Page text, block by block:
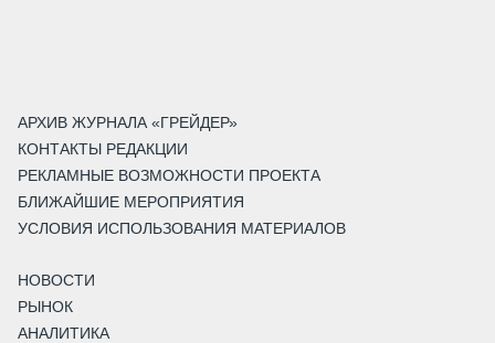
АРХИВ ЖУРНАЛА «ГРЕЙДЕР»
КОНТАКТЫ РЕДАКЦИИ
РЕКЛАМНЫЕ ВОЗМОЖНОСТИ ПРОЕКТА
БЛИЖАЙШИЕ МЕРОПРИЯТИЯ
УСЛОВИЯ ИСПОЛЬЗОВАНИЯ МАТЕРИАЛОВ
НОВОСТИ
РЫНОК
АНАЛИТИКА